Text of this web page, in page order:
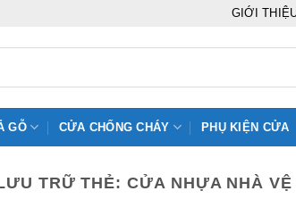
GIỚI
GỖ CỬA CHỐNG CHÁY PHỤ KIỆN CỬA
TRỮ THẺ:CỬA NHỰA NHÀ